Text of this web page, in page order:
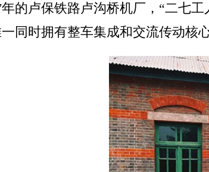
年的卢保铁路卢沟桥机厂，“二七
同时拥有整车集成和交流传动核